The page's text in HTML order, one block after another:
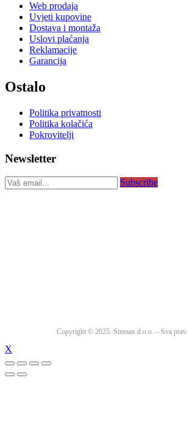
Web prodaja
Uvjeti kupovine
Dostava i montaža
Uslovi plaćanja
Reklamacije
Garancija
Ostalo
Politika privatnosti
Politika kolačića
Pokrovitelji
Newsletter
Subscribe
Copyright © 2025. Sinmax d.o.o. – Sva
X